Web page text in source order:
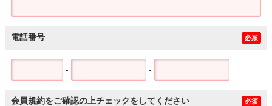
電話番号 必須
- -
会員規約をご確認の上チェックをしてください 必須